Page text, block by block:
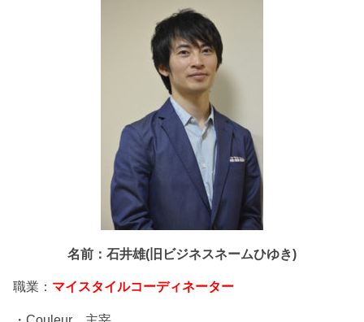
名前：石井雄(旧ビジネスネームひゆき)
職業： マイスタイルコーディネーター